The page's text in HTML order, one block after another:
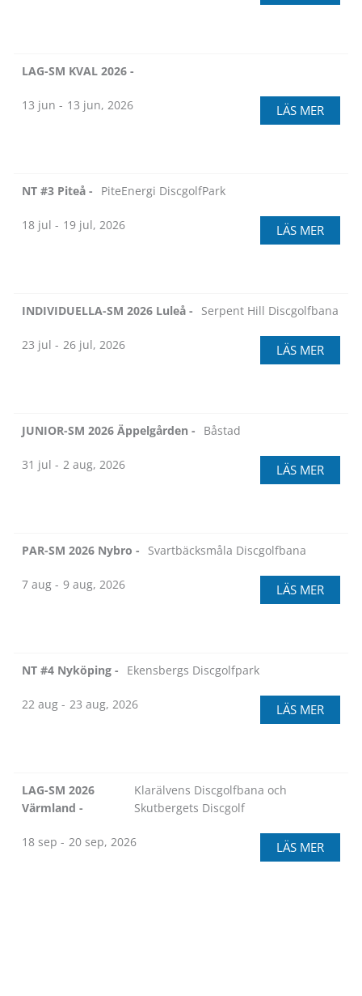
13 jun - 13 jun, 2026
LAG-SM KVAL 2026 -
LÄS MER
18 jul - 19 jul, 2026
NT #3 Piteå - PiteEnergi DiscgolfPark
LÄS MER
23 jul - 26 jul, 2026
INDIVIDUELLA-SM 2026 Luleå - Serpent Hill Discgolfbana
LÄS MER
31 jul - 2 aug, 2026
JUNIOR-SM 2026 Äppelgården - Båstad
LÄS MER
7 aug - 9 aug, 2026
PAR-SM 2026 Nybro - Svartbäcksmåla Discgolfbana
LÄS MER
22 aug - 23 aug, 2026
NT #4 Nyköping - Ekensbergs Discgolfpark
LÄS MER
18 sep - 20 sep, 2026
LAG-SM 2026
Värmland -
Klarälvens Discgolfbana och
Skutbergets Discgolf
LÄS MER